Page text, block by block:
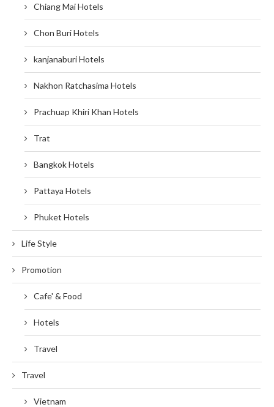
Chiang Mai Hotels
Chon Buri Hotels
kanjanaburi Hotels
Nakhon Ratchasima Hotels
Prachuap Khiri Khan Hotels
Trat
Bangkok Hotels
Pattaya Hotels
Phuket Hotels
Life Style
Promotion
Cafe' & Food
Hotels
Travel
Travel
Vietnam